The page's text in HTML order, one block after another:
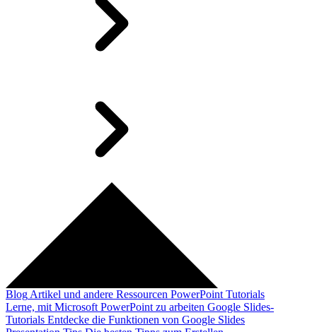
Blog Artikel und andere Ressourcen PowerPoint Tutorials
Lerne, mit Microsoft PowerPoint zu arbeiten Google Slides-
Tutorials Entdecke die Funktionen von Google Slides